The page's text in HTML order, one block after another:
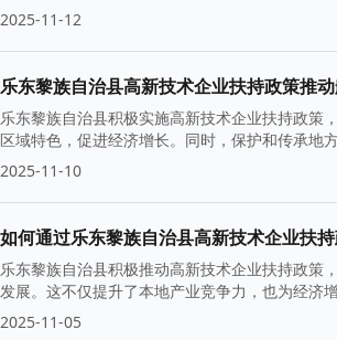
2025-11-12
乐东黎族自治县高新技术企业扶持政策推
乐东黎族自治县积极实施高新技术企业扶持政策
区域特色，促进经济增长。同时，保护和传承地
2025-11-10
如何通过乐东黎族自治县高新技术企业扶
乐东黎族自治县积极推动高新技术企业扶持政策
发展。这不仅提升了本地产业竞争力，也为经济
展。
2025-11-05